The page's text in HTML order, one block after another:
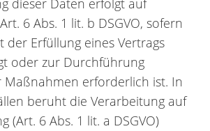
6 Abs. 1 lit. b DSGVO, sofern
der Erfüllung eines Vertrags
oder zur Durchführung
Maßnahmen erforderlich ist. In
beruht die Verarbeitung auf
(Art. 6 Abs. 1 lit. a DSGVO)